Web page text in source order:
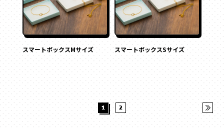
スマートボックスMサイズ スマートボックスSサイズ
1 2